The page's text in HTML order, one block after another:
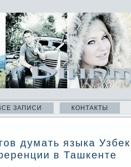
ЗАПИСИ КОНТАКТЫ
думать языка
в Ташкенте